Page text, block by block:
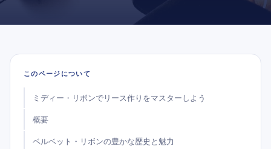
このページについて
ミディー・リボンでリース作りをマスターしよう
概要
ベルベット・リボンの豊かな歴史と魅力